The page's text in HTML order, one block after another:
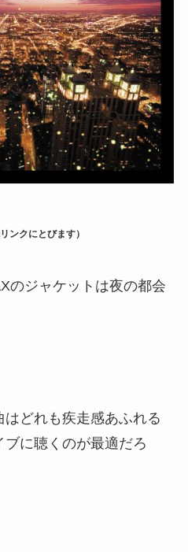
ンクにとびます）
のジャケットは夜の都会
どれも疾走感あふれる
に聴くのが最適だろ